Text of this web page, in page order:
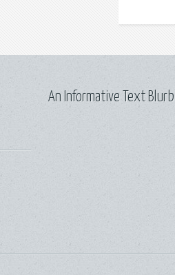
An Informative Text Blurb